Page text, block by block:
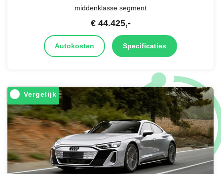
middenklasse segment
€ 44.425,-
Autokosten Specificaties
Vergelijk